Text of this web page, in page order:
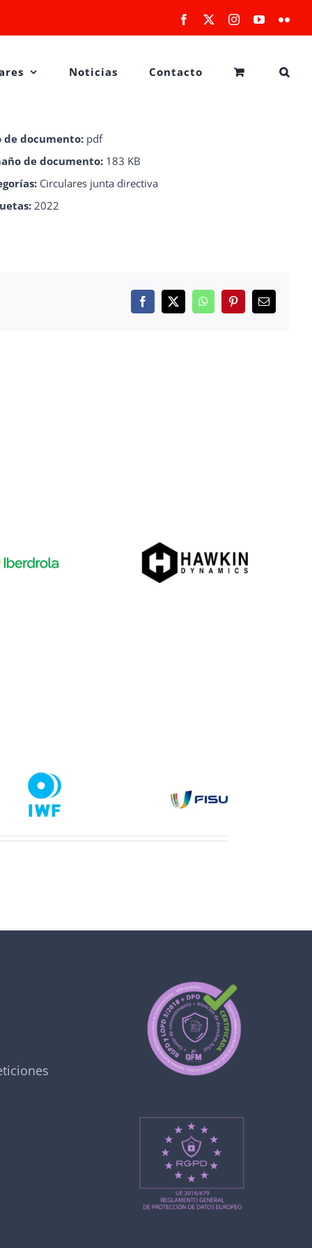
Facebook InstagramYouTube
Noticias Contacto
de documento: pdf
de documento: 183 KB
Circulares junta directiva
2022
Facebook
X WhatsAppPinterestCorreo
electrónico